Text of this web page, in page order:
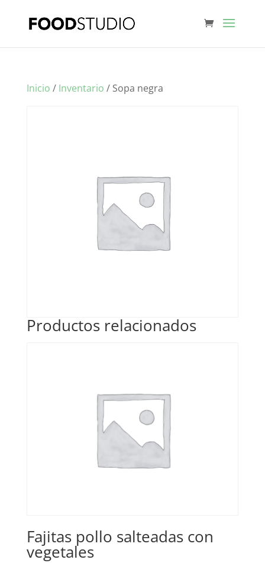
Inicio / Inventario / Sopa negra
Productos relacionados
Fajitas pollo salteadas con
vegetales